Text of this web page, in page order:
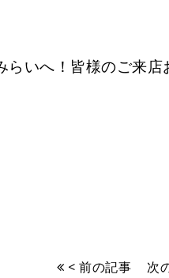
らいへ！皆様のご来店
< 前の記事 次